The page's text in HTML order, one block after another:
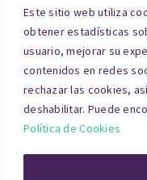
Este sitio web utiliza
obtener estadísticas
usuario, mejorar su
contenidos en redes
rechazar las cookies,
deshabilitar. Puede
Política de Cookies
Valoración
La valoración
inmobiliarios de
realidad